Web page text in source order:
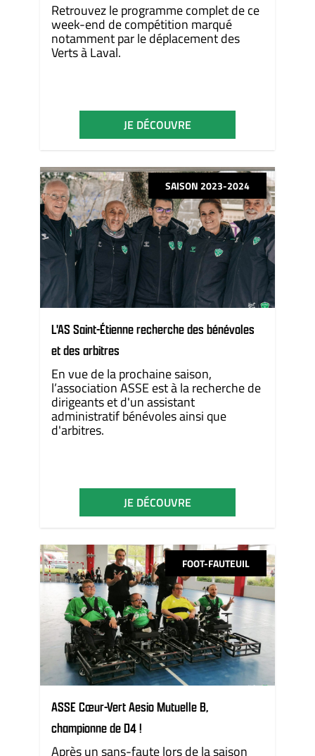
Retrouvez le programme complet de ce
week-end de compétition marqué
notamment par le déplacement des
Verts à Laval.
JE DÉCOUVRE
SAISON 2023-2024
L'AS Saint-Étienne recherche des bénévoles
et des arbitres
En vue de la prochaine saison,
l’association ASSE est à la recherche de
dirigeants et d'un assistant
administratif bénévoles ainsi que
d'arbitres.
JE DÉCOUVRE
FOOT-FAUTEUIL
ASSE Cœur-Vert Aesio Mutuelle B,
championne de D4 !
Après un sans-faute lors de la saison